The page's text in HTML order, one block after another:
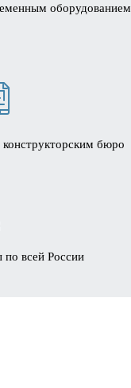
оборудованием
бюро
по всей России